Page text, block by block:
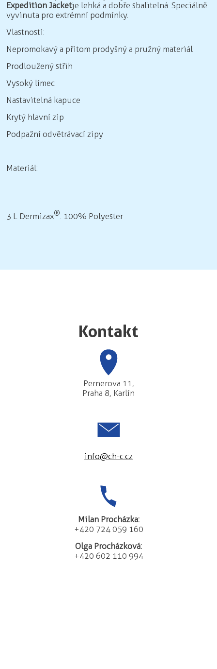
Expedition Jacketje lehká a dobře sbalitelná. Speciálně
vyvinuta pro extrémní podmínky.
Vlastnosti:
Nepromokavý a přitom prodyšný a pružný materiál
Prodloužený střih
Vysoký límec
Nastavitelná kapuce
Krytý hlavní zip
Podpažní odvětrávací zipy
Materiál:
3 L Dermizax®: 100% Polyester
Kontakt
Pernerova 11,
Praha 8, Karlín
info@ch-c.cz
Milan Procházka:
+420 724 059 160
Olga Procházková:
+420 602 110 994